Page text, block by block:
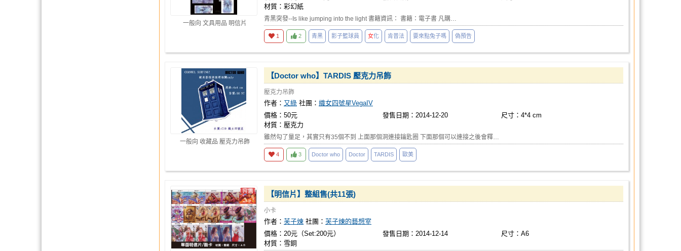
一般向 文具用品 明信片
材質：彩幻紙
青黑突發--Is like jumping into the light 書籍資訊： 書籍：電子書 凡購…
1 2 青黑 影子籃球員 女化 肯普法 要來點兔子嗎 偽預告
一般向 收藏品 壓克力吊飾
【Doctor who】TARDIS 壓克力吊飾
壓克力吊飾
作者： 又綠 社團： 織女四號星VegaIV
價格：50元
發售日期：2014-12-20
尺寸：4*4 cm
材質：壓克力
雖然勾了量足，其實只有35個不到 上面那個洞連接鑰匙圈 下面那個可以連接之後會釋…
4 3 Doctor who Doctor TARDIS 歐美
【明信片】整組售(共11張)
小卡
作者： 芙子煉 社團： 芙子煉的藝想室
價格：20元（Set:200元）
發售日期：2014-12-14
尺寸：A6
材質：雪銅